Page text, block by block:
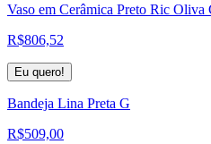
Vaso em Cerâmica Preto Ric Oliva
R$806,52
Eu quero!
Bandeja Lina Preta G
R$509,00